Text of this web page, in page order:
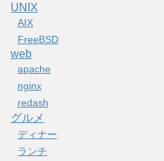
UNIX
AIX
FreeBSD
web
apache
nginx
redash
グルメ
ディナー
ランチ